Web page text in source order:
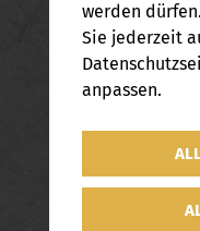
werden
Sie jederzeit
anpassen.
3.) VORBEREITEN